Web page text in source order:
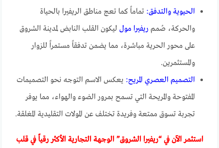
الحيوية والتدفق: تماماً كما تعج مناطق الريفيرا بالحياة
والحركة، صُمم ريفيرا مول ليكون القلب النابض لمدينة الشروق
على محور الحرية مباشرة، مما يضمن تدفقاً مستمراً للزوار
والمستثمرين.
التصميم العصري المريح: يعكس الاسم التوجه نحو التصميمات
المفتوحة والمريحة التي تسمح بمرور الضوء والهواء، مما يوفر
تجربة تسوق ممتعة وفريدة تختلف عن المولات التقليدية المغلقة.
استثمر الآن في “ريفيرا الشروق” الوجهة التجارية الأكثر رقياً في قلب